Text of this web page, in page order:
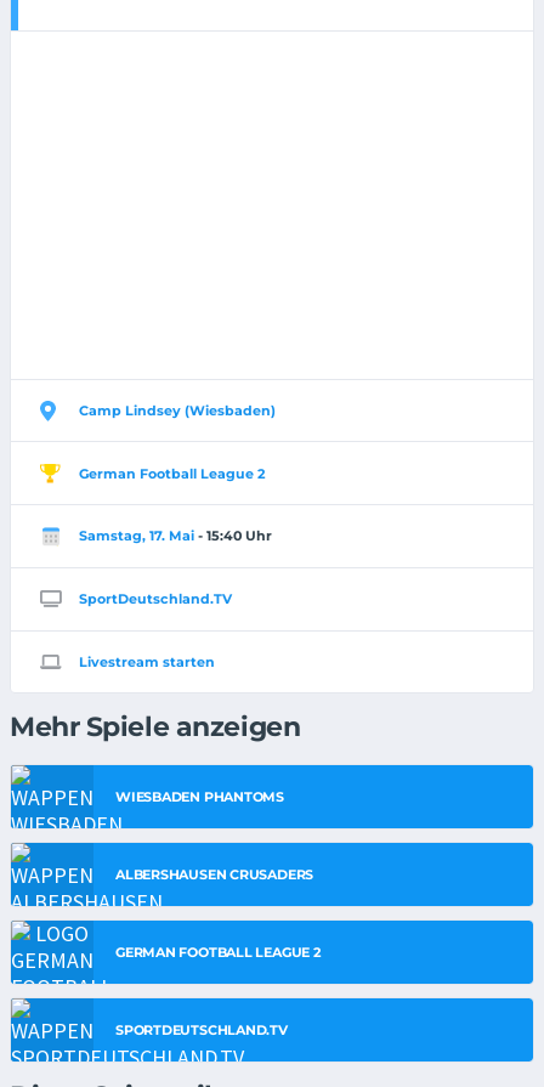
Camp Lindsey (Wiesbaden)
German Football League 2
Samstag, 17. Mai - 15:40 Uhr
SportDeutschland.TV
Livestream starten
Mehr Spiele anzeigen
WIESBADEN PHANTOMS
ALBERSHAUSEN CRUSADERS
GERMAN FOOTBALL LEAGUE 2
SPORTDEUTSCHLAND.TV